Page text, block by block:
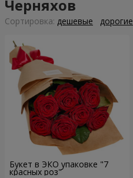
Черняхов
Cортировка: дешевые дорогие
Букет в ЭКО упаковке "7
красных роз"